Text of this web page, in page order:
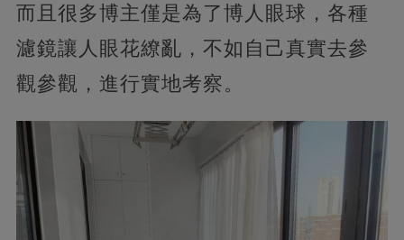
而且很多博主僅是為了博人眼球，各種
濾鏡讓人眼花繚亂，不如自己真實去參
觀參觀，進行實地考察。